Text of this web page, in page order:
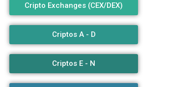
Cripto Exchanges (CEX/DEX)
Criptos A - D
Criptos E - N